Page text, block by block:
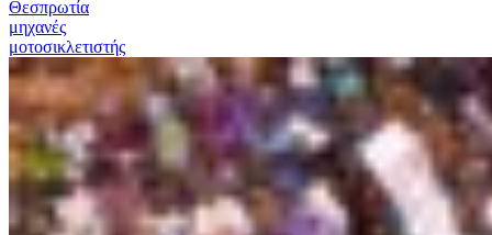
Θεσπρωτία
μηχανές
μοτοσικλετιστής